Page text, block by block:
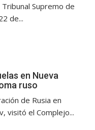
Tribunal Supremo de
de...
en Nueva
ruso
de Rusia en
visitó el Complejo...